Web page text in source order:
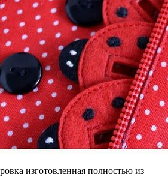
изготовленная полностью из